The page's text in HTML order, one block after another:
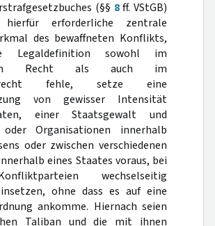
(§§ 8ff. VStGB)
erforderliche zentrale
des bewaffneten Konflikts,
sowohl im
Recht als auch im
fehle, setze eine
von gewisser Intensität
einer Staatsgewalt und
oder Organisationen innerhalb
oder zwischen verschiedenen
eines Staates voraus, bei
wechselseitig
ohne dass es auf eine
ankomme. Hiernach seien
Taliban und die mit ihnen